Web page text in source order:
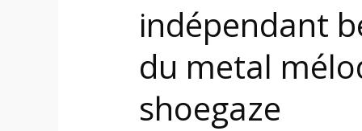
indépendant
du metal
shoegaze
mélodique
du